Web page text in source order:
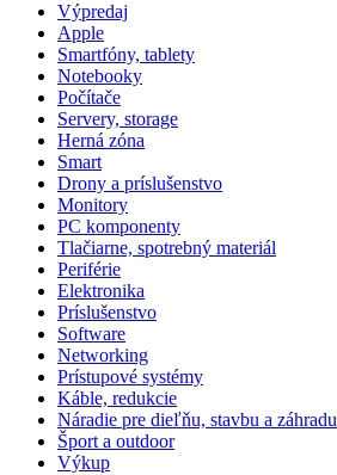
Výpredaj
Apple
Smartfóny, tablety
Notebooky
Počítače
Servery, storage
Herná zóna
Smart
Drony a príslušenstvo
Monitory
PC komponenty
Tlačiarne, spotrebný materiál
Periférie
Elektronika
Príslušenstvo
Software
Networking
Prístupové systémy
Káble, redukcie
Náradie pre dieľňu, stavbu a záhradu
Šport a outdoor
Výkup